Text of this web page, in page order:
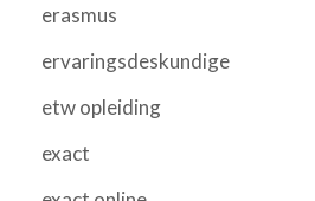
erasmus
ervaringsdeskundige
etw opleiding
exact